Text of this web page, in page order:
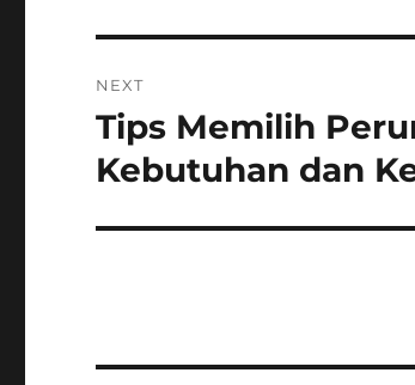
NEXT
Next
post:
Tips Memilih
Kebutuhan dan